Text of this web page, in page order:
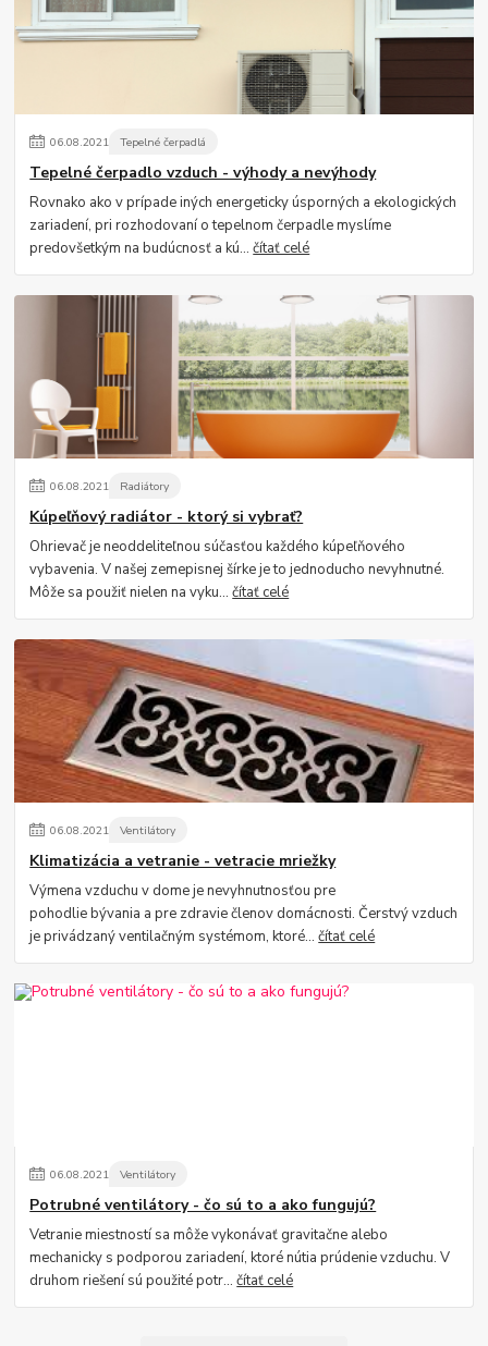
06.08.2021 Tepelné čerpadlá
Tepelné čerpadlo vzduch - výhody a nevýhody
Rovnako ako v prípade iných energeticky úsporných a ekologických
zariadení, pri rozhodovaní o tepelnom čerpadle myslíme
predovšetkým na budúcnosť a kú...čítať celé
06.08.2021 Radiátory
Kúpeľňový radiátor - ktorý si vybrať?
Ohrievač je neoddeliteľnou súčasťou každého kúpeľňového
vybavenia. V našej zemepisnej šírke je to jednoducho nevyhnutné.
Môže sa použiť nielen na vyku...čítať celé
06.08.2021 Ventilátory
Klimatizácia a vetranie - vetracie mriežky
Výmena vzduchu v dome je nevyhnutnosťou pre
pohodlie bývania a pre zdravie členov domácnosti. Čerstvý vzduch
je privádzaný ventilačným systémom, ktoré...čítať celé
06.08.2021 Ventilátory
Potrubné ventilátory - čo sú to a ako fungujú?
Vetranie miestností sa môže vykonávať gravitačne alebo
mechanicky s podporou zariadení, ktoré nútia prúdenie vzduchu. V
druhom riešení sú použité potr...čítať celé